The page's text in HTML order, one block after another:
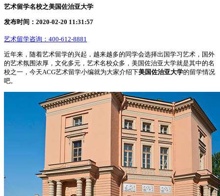
艺术留学名校之美国佐治亚大学
发布时间：2020-02-20 11:31:57
艺术留学咨询： 400-612-8881
近年来，随着艺术留学的兴起，越来越多的同学会选择出国学习艺术，国外
的艺术氛围浓厚，文化多元，艺术名校众多，美国佐治亚大学就是其中的名
校之一，今天ACG艺术留学小编就为大家介绍下美国佐治亚大学的留学情况
吧。